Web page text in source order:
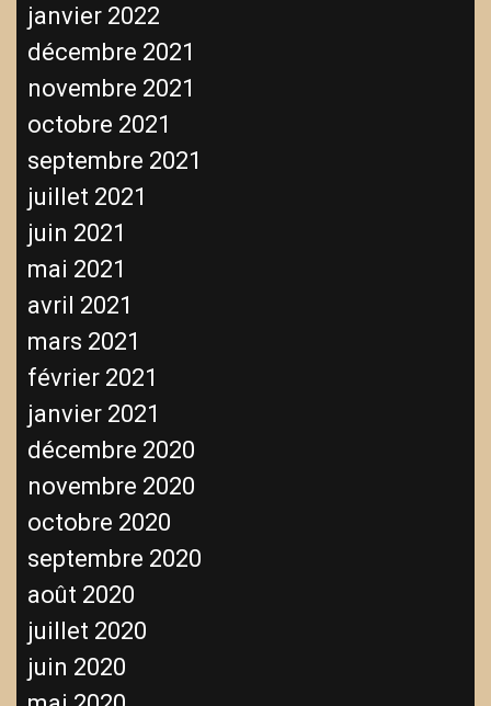
janvier 2022
décembre 2021
novembre 2021
octobre 2021
septembre 2021
juillet 2021
juin 2021
mai 2021
avril 2021
mars 2021
février 2021
janvier 2021
décembre 2020
novembre 2020
octobre 2020
septembre 2020
août 2020
juillet 2020
juin 2020